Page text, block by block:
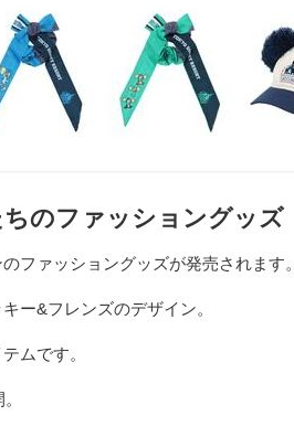
のファッショングッズ
ファッショングッズが発売されます。
ー&フレンズのデザイン。
ムです。